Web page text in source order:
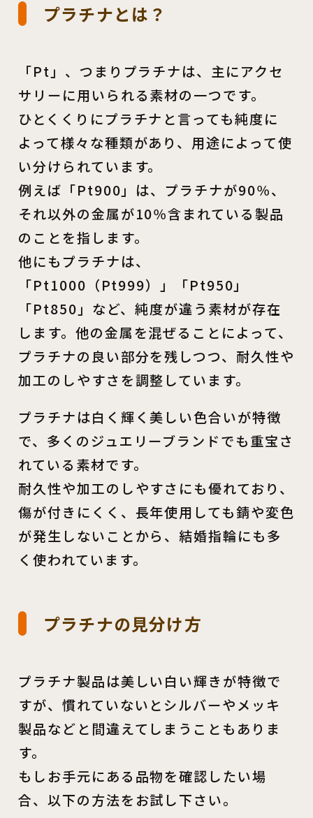
プラチナとは？
「Pt」、つまりプラチナは、主にアクセ
サリーに用いられる素材の一つです。
ひとくくりにプラチナと言っても純度に
よって様々な種類があり、用途によって使
い分けられています。
例えば「Pt900」は、プラチナが90％、
それ以外の金属が10％含まれている製品
のことを指します。
他にもプラチナは、
「Pt1000（Pt999）」「Pt950」
「Pt850」など、純度が違う素材が存在
します。他の金属を混ぜることによって、
プラチナの良い部分を残しつつ、耐久性や
加工のしやすさを調整しています。
プラチナは白く輝く美しい色合いが特徴
で、多くのジュエリーブランドでも重宝さ
れている素材です。
耐久性や加工のしやすさにも優れており、
傷が付きにくく、長年使用しても錆や変色
が発生しないことから、結婚指輪にも多
く使われています。
プラチナの見分け方
プラチナ製品は美しい白い輝きが特徴で
すが、慣れていないとシルバーやメッキ
製品などと間違えてしまうこともありま
す。
もしお手元にある品物を確認したい場
合、以下の方法をお試し下さい。